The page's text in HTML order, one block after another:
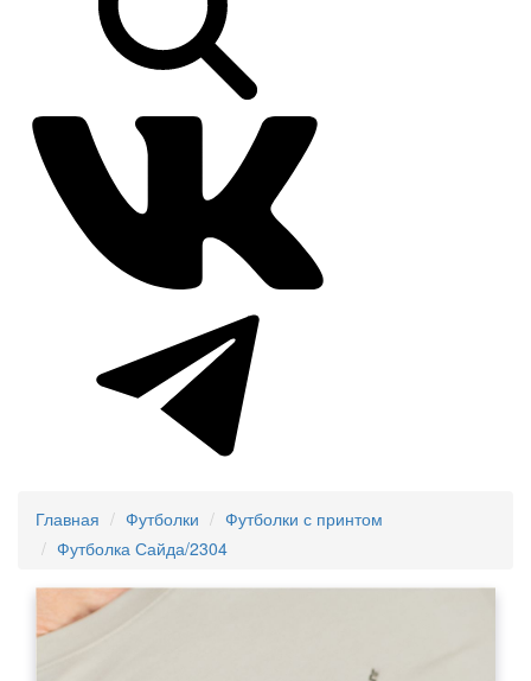
Главная Футболки
Футболки с принтом
Футболка Сайда/2304